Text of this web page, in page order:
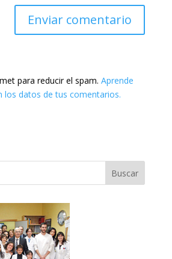
para reducir el spam. Aprende
los datos de tus comentarios.